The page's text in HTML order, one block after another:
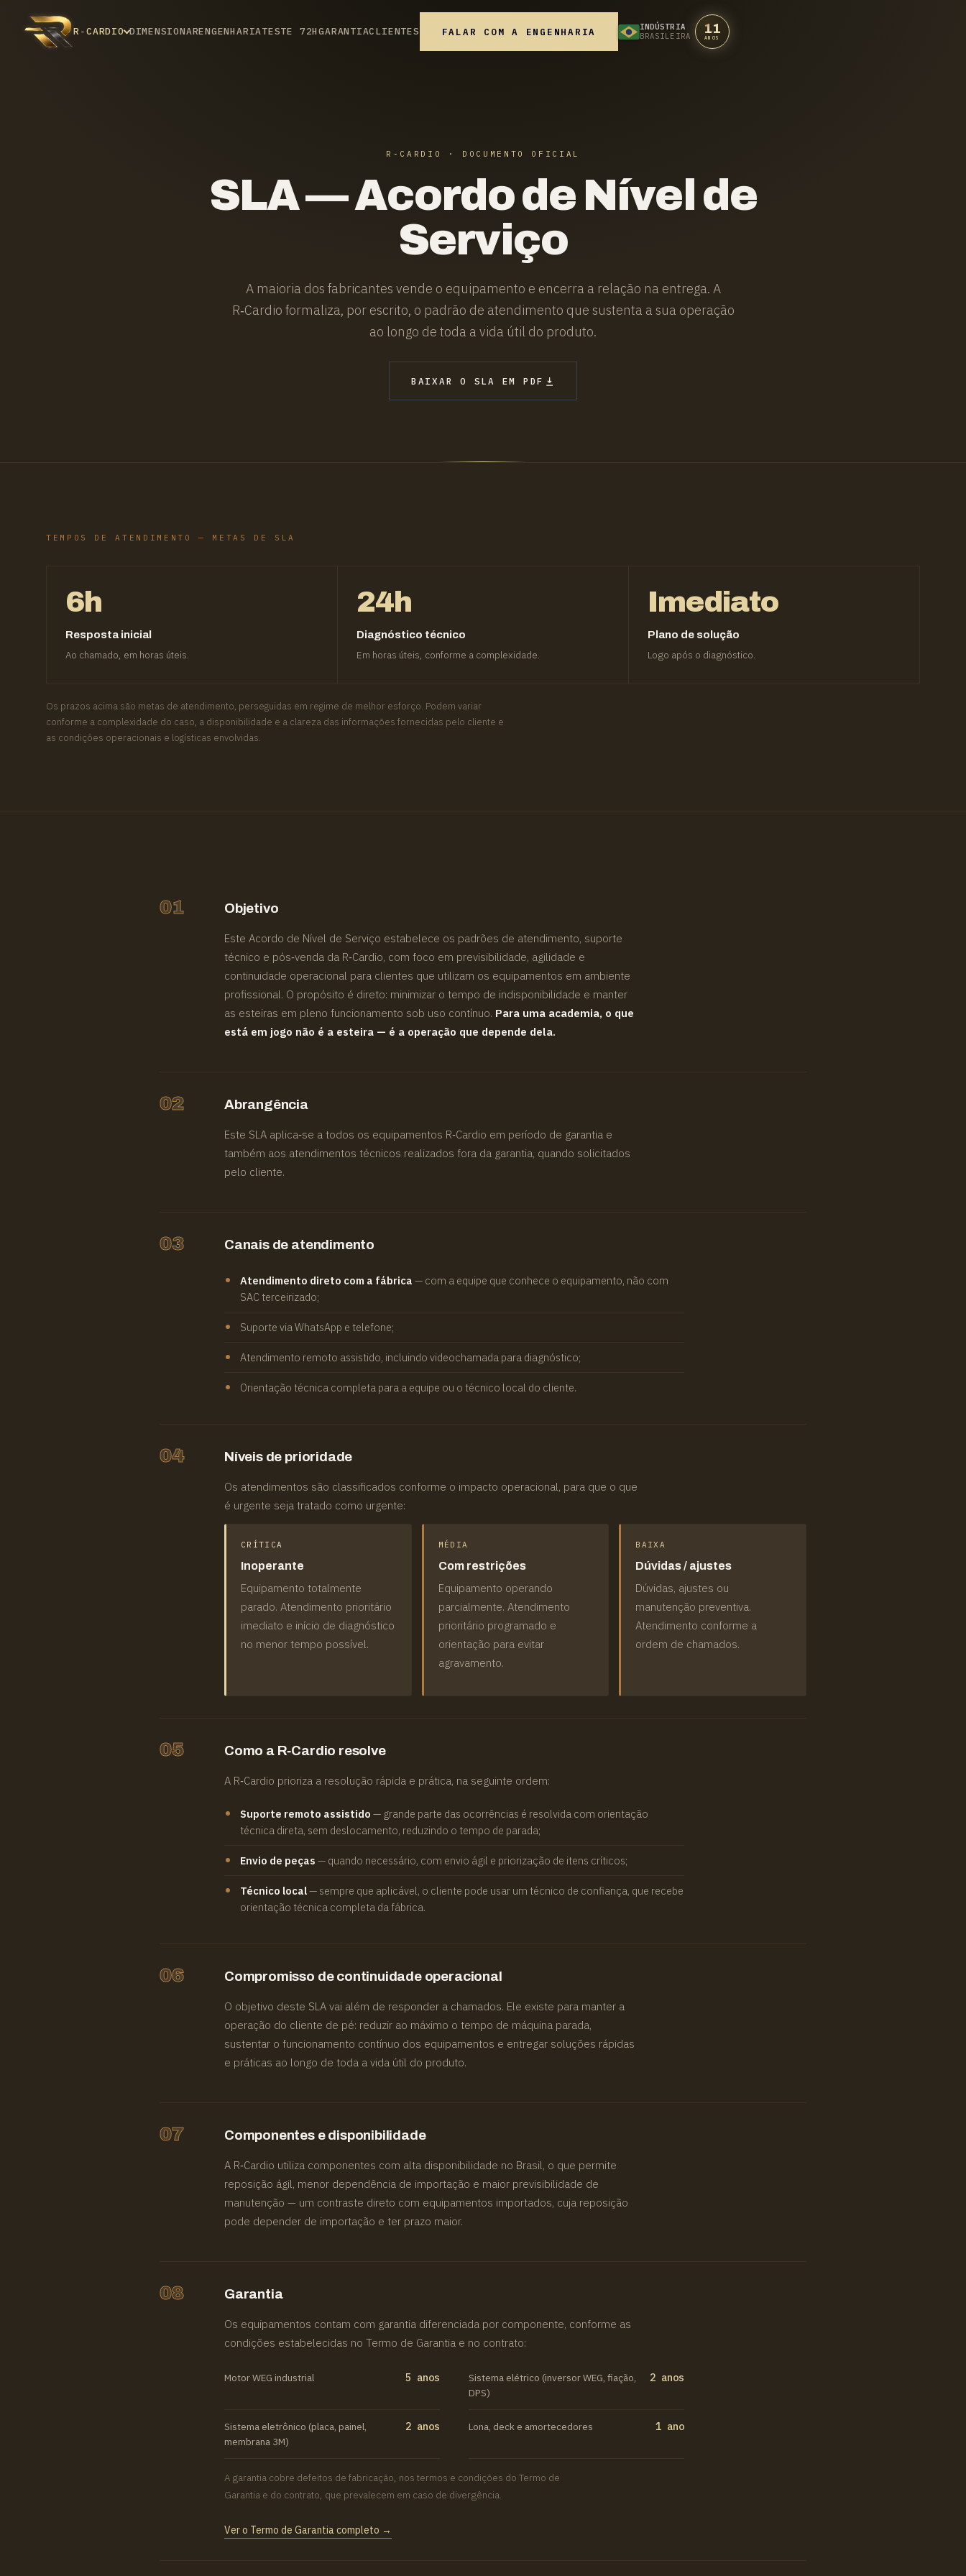
R‑CARDIO DIMENSIONARENGENHARIATESTE 72HGARANTIACLIENTES FALAR COM A ENGENHARIA
INDÚSTRIA
BRASILEIRA
11
ANOS
R‑CARDIO · DOCUMENTO OFICIAL
SLA — Acordo de Nível de
Serviço
A maioria dos fabricantes vende o equipamento e encerra a relação na entrega. A
R‑Cardio formaliza, por escrito, o padrão de atendimento que sustenta a sua operação
ao longo de toda a vida útil do produto.
BAIXAR O SLA EM PDF
TEMPOS DE ATENDIMENTO — METAS DE SLA
6h
Resposta inicial
Ao chamado, em horas úteis.
24h
Diagnóstico técnico
Em horas úteis, conforme a complexidade.
Imediato
Plano de solução
Logo após o diagnóstico.
Os prazos acima são metas de atendimento, perseguidas em regime de melhor esforço. Podem variar
conforme a complexidade do caso, a disponibilidade e a clareza das informações fornecidas pelo cliente e
as condições operacionais e logísticas envolvidas.
01 Objetivo
Este Acordo de Nível de Serviço estabelece os padrões de atendimento, suporte
técnico e pós‑venda da R‑Cardio, com foco em previsibilidade, agilidade e
continuidade operacional para clientes que utilizam os equipamentos em ambiente
profissional. O propósito é direto: minimizar o tempo de indisponibilidade e manter
as esteiras em pleno funcionamento sob uso contínuo. Para uma academia, o que
está em jogo não é a esteira — é a operação que depende dela.
02 Abrangência
Este SLA aplica‑se a todos os equipamentos R‑Cardio em período de garantia e
também aos atendimentos técnicos realizados fora da garantia, quando solicitados
pelo cliente.
03 Canais de atendimento
Atendimento direto com a fábrica — com a equipe que conhece o equipamento, não com
SAC terceirizado;
Suporte via WhatsApp e telefone;
Atendimento remoto assistido, incluindo videochamada para diagnóstico;
Orientação técnica completa para a equipe ou o técnico local do cliente.
04 Níveis de prioridade
Os atendimentos são classificados conforme o impacto operacional, para que o que
é urgente seja tratado como urgente:
CRÍTICA
Inoperante
Equipamento totalmente
parado. Atendimento prioritário
imediato e início de diagnóstico
no menor tempo possível.
MÉDIA
Com restrições
Equipamento operando
parcialmente. Atendimento
prioritário programado e
orientação para evitar
agravamento.
BAIXA
Dúvidas / ajustes
Dúvidas, ajustes ou
manutenção preventiva.
Atendimento conforme a
ordem de chamados.
05 Como a R‑Cardio resolve
A R‑Cardio prioriza a resolução rápida e prática, na seguinte ordem:
Suporte remoto assistido — grande parte das ocorrências é resolvida com orientação
técnica direta, sem deslocamento, reduzindo o tempo de parada;
Envio de peças — quando necessário, com envio ágil e priorização de itens críticos;
Técnico local— sempre que aplicável, o cliente pode usar um técnico de confiança, que recebe
orientação técnica completa da fábrica.
06 Compromisso de continuidade operacional
O objetivo deste SLA vai além de responder a chamados. Ele existe para manter a
operação do cliente de pé: reduzir ao máximo o tempo de máquina parada,
sustentar o funcionamento contínuo dos equipamentos e entregar soluções rápidas
e práticas ao longo de toda a vida útil do produto.
07 Componentes e disponibilidade
A R‑Cardio utiliza componentes com alta disponibilidade no Brasil, o que permite
reposição ágil, menor dependência de importação e maior previsibilidade de
manutenção — um contraste direto com equipamentos importados, cuja reposição
pode depender de importação e ter prazo maior.
08 Garantia
Os equipamentos contam com garantia diferenciada por componente, conforme as
condições estabelecidas no Termo de Garantia e no contrato:
Motor WEG industrial 5 anos
Sistema elétrico (inversor WEG, fiação,
DPS)
2 anos
Sistema eletrônico (placa, painel,
membrana 3M)
2 anos Lona, deck e amortecedores 1 ano
A garantia cobre defeitos de fabricação, nos termos e condições do Termo de
Garantia e do contrato, que prevalecem em caso de divergência.
Ver o Termo de Garantia completo →